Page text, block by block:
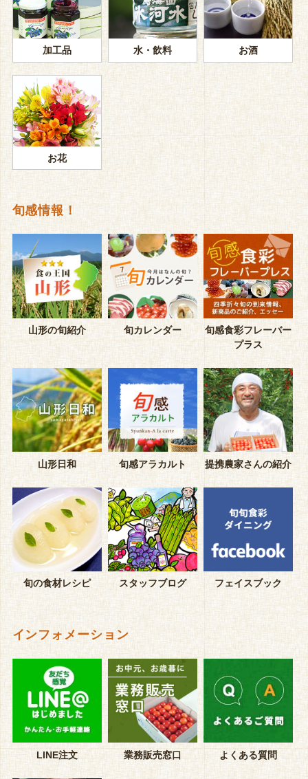
加工品 水・飲料 お酒
お花
旬感情報！
山形の旬紹介 旬カレンダー
旬感食彩フレーバー
プラス
山形日和 旬感アラカルト 提携農家さんの紹介
旬の食材レシピ スタッフブログ フェイスブック
インフォメーション
LINE注文 業務販売窓口 よくある質問